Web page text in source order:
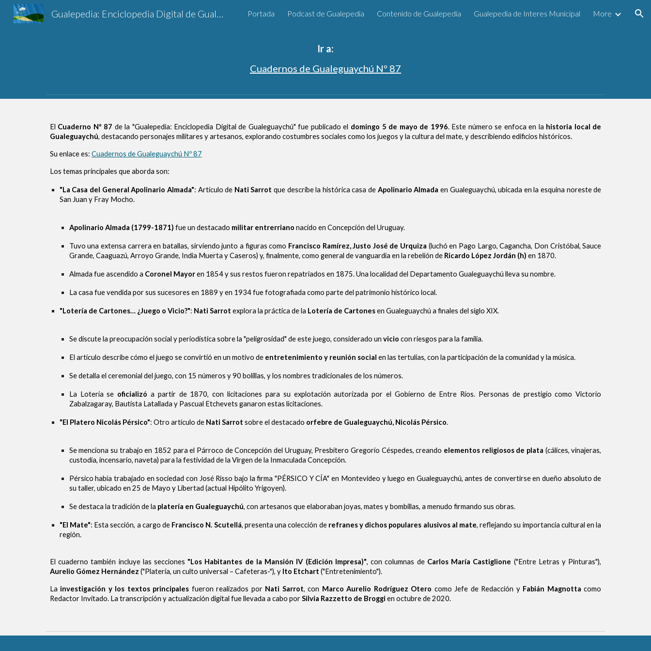
Skip to main content Skip to navigation
Gualepedia: Enciclopedia Digital de Gualeguaychú Portada Podcast de Gualepedia Contenido de Gualepedia Gualepedia de Interes Municipal More
Ir a:
Cuadernos de Gualeguaychú Nº 87
El Cuaderno Nº 87 de la "Gualepedia: Enciclopedia Digital de Gualeguaychú" fue publicado el domingo 5 de mayo de 1996. Este número se enfoca en la historia local de
Gualeguaychú, destacando personajes militares y artesanos, explorando costumbres sociales como los juegos y la cultura del mate, y describiendo edificios históricos.
Su enlace es: Cuadernos de Gualeguaychú Nº 87
Los temas principales que aborda son:
"La Casa del General Apolinario Almada": Artículo de Nati Sarrot que describe la histórica casa de Apolinario Almada en Gualeguaychú, ubicada en la esquina noreste de
San Juan y Fray Mocho.
Apolinario Almada (1799-1871) fue un destacado militar entrerriano nacido en Concepción del Uruguay.
Tuvo una extensa carrera en batallas, sirviendo junto a figuras como Francisco Ramírez, Justo José de Urquiza (luchó en Pago Largo, Cagancha, Don Cristóbal, Sauce
Grande, Caaguazú, Arroyo Grande, India Muerta y Caseros) y, finalmente, como general de vanguardia en la rebelión de Ricardo López Jordán (h) en 1870.
Almada fue ascendido a Coronel Mayoren 1854 y sus restos fueron repatriados en 1875. Una localidad del Departamento Gualeguaychú lleva su nombre.
La casa fue vendida por sus sucesores en 1889 y en 1934 fue fotografiada como parte del patrimonio histórico local.
"Lotería de Cartones… ¿Juego o Vicio?": Nati Sarrot explora la práctica de la Lotería de Cartonesen Gualeguaychú a finales del siglo XIX.
Se discute la preocupación social y periodística sobre la "peligrosidad" de este juego, considerado un vicio con riesgos para la familia.
El artículo describe cómo el juego se convirtió en un motivo de entretenimiento y reunión social en las tertulias, con la participación de la comunidad y la música.
Se detalla el ceremonial del juego, con 15 números y 90 bolillas, y los nombres tradicionales de los números.
La Lotería se oficializó a partir de 1870, con licitaciones para su explotación autorizada por el Gobierno de Entre Ríos. Personas de prestigio como Victorio
Zabalzagaray, Bautista Latallada y Pascual Etchevets ganaron estas licitaciones.
"El Platero Nicolás Pérsico": Otro artículo de Nati Sarrot sobre el destacado orfebre de Gualeguaychú, Nicolás Pérsico.
Se menciona su trabajo en 1852 para el Párroco de Concepción del Uruguay, Presbítero Gregorio Céspedes, creando elementos religiosos de plata (cálices, vinajeras,
custodia, incensario, naveta) para la festividad de la Virgen de la Inmaculada Concepción.
Pérsico había trabajado en sociedad con José Risso bajo la firma "PÉRSICO Y CÍA" en Montevideo y luego en Gualeguaychú, antes de convertirse en dueño absoluto de
su taller, ubicado en 25 de Mayo y Libertad (actual Hipólito Yrigoyen).
Se destaca la tradición de la platería en Gualeguaychú, con artesanos que elaboraban joyas, mates y bombillas, a menudo firmando sus obras.
"El Mate": Esta sección, a cargo de Francisco N. Scutellá, presenta una colección de refranes y dichos populares alusivos al mate, reflejando su importancia cultural en la
región.
El cuaderno también incluye las secciones "Los Habitantes de la Mansión IV (Edición Impresa)", con columnas de Carlos María Castiglione ("Entre Letras y Pinturas"),
Aurelio Gómez Hernández ("Platería, un culto universal – Cafeteras-"), y Ito Etchart ("Entretenimiento").
La investigación y los textos principales fueron realizados por Nati Sarrot, con Marco Aurelio Rodríguez Otero como Jefe de Redacción y Fabián Magnotta como
Redactor Invitado. La transcripción y actualización digital fue llevada a cabo porSilvia Razzetto de Broggi en octubre de 2020.